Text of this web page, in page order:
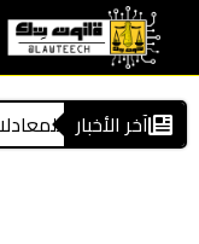
آخر الأخبار
للمعادلات الإدارية